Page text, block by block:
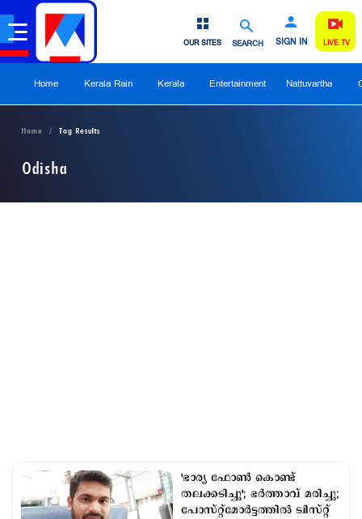
SEARCH SIGN IN
OUR SITES LIVE TV
Home Kerala Rain Kerala Entertainment Nattuvartha
Home Tag Results
Odisha
'ഭാര്യ ഫോണ്‍ കൊണ്ട്
തലക്കടിച്ചു'; ഭര്‍ത്താവ് മരിച്ചു;
പോസ്റ്റ്​മോര്‍ട്ടത്തില്‍ ട്വിസ്റ്റ്